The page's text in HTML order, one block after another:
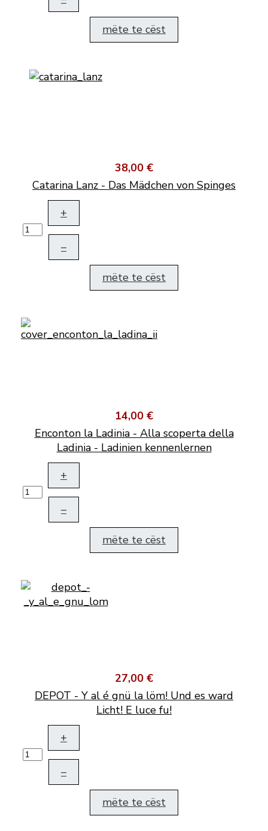
mëte te cëst
38,00 €
Catarina Lanz - Das Mädchen von Spinges
+
–
mëte te cëst
14,00 €
Enconton la Ladinia - Alla scoperta della
Ladinia - Ladinien kennenlernen
+
–
mëte te cëst
27,00 €
DEPOT - Y al é gnü la löm! Und es ward
Licht! E luce fu!
+
–
mëte te cëst